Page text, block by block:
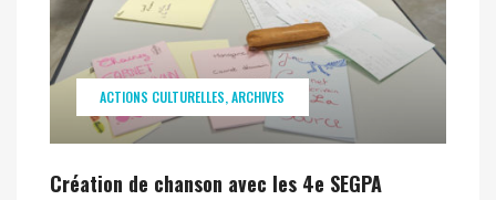
ACTIONS CULTURELLES ARCHIVES
Création de chanson avec les 4e SEGPA